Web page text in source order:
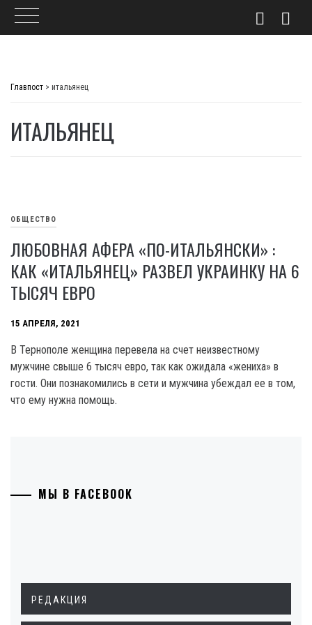
Главпост > итальянец
ИТАЛЬЯНЕЦ
ОБЩЕСТВО
ЛЮБОВНАЯ АФЕРА «ПО-ИТАЛЬЯНСКИ» :
КАК «ИТАЛЬЯНЕЦ» РАЗВЕЛ УКРАИНКУ НА 6
ТЫСЯЧ ЕВРО
15 АПРЕЛЯ, 2021
В Тернополе женщина перевела на счет неизвестному
мужчине свыше 6 тысяч евро, так как ожидала «жениха» в
гости. Они познакомились в сети и мужчина убеждал ее в том,
что ему нужна помощь.
МЫ В FACEBOOK
РЕДАКЦИЯ